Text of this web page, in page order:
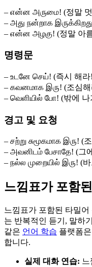
– என்ன அருமை! (정말
– அது நன்றாக
– என்ன அழகு! (정말 아
명령문
– உடனே செய்! (즉시 해라
– கவனமாக இரு! (조심해
– வெளியில் போ! (밖에 나
경고 및 요청
– சற்று சுமூகமாக இரு! (
– அவனிடம் பேசாதே! (그
– நல்ல முறையில் இரு! (
느낌표가 포함
느낌표가 포함된 타밀
는 반복적인 듣기, 말하
같은 언어 학습 플랫폼
합니다.
실제 대화 연습: